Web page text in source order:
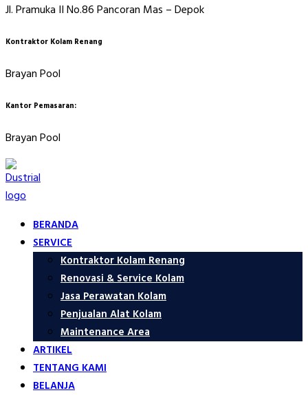
Jl. Pramuka II No.86 Pancoran Mas – Depok
Kontraktor Kolam Renang
Brayan Pool
Kantor Pemasaran:
Brayan Pool
BERANDA
SERVICE
Kontraktor Kolam Renang
Renovasi & Service Kolam
Jasa Perawatan Kolam
Penjualan Alat Kolam
Maintenance Area
ARTIKEL
TENTANG KAMI
BELANJA